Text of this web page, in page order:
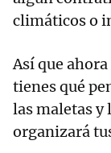
climáticos o
Así que
tienes qué
las maletas
organizará